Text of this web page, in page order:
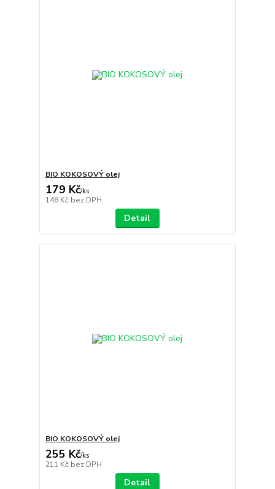
BIO KOKOSOVÝ olej
179 Kč/ks
148 Kč bez DPH
Detail
BIO KOKOSOVÝ olej
255 Kč/ks
211 Kč bez DPH
Detail